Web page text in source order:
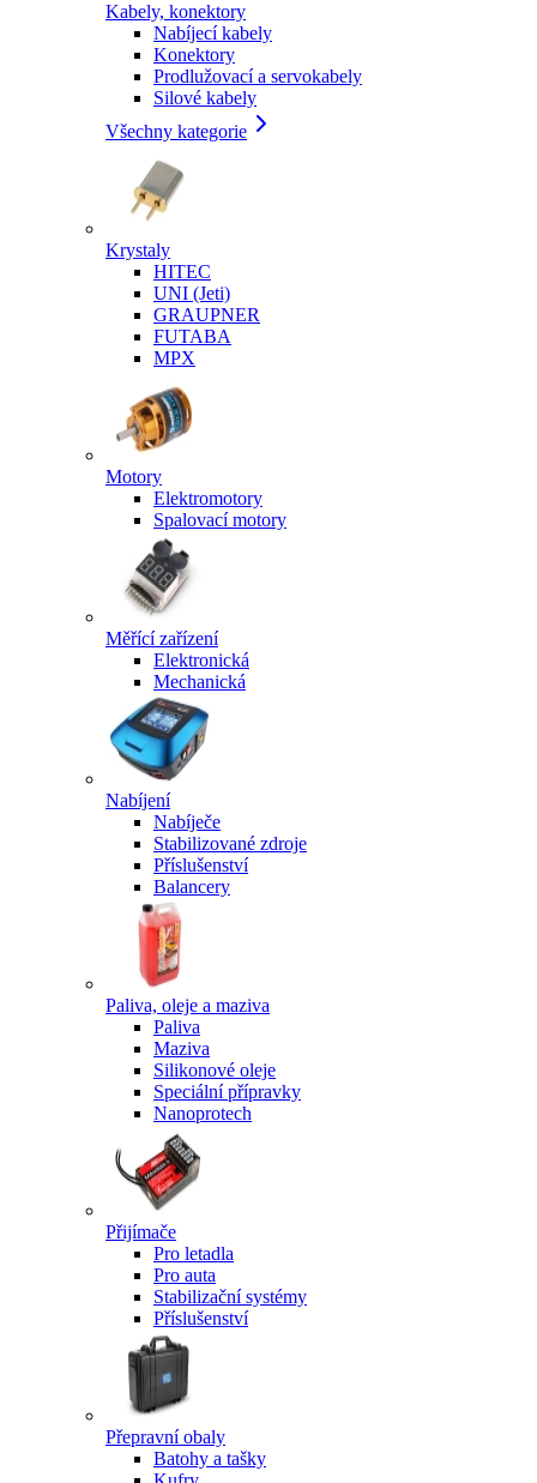
Kabely, konektory
Nabíjecí kabely
Konektory
Prodlužovací a servokabely
Silové kabely
Všechny kategorie
Krystaly
HITEC
UNI (Jeti)
GRAUPNER
FUTABA
MPX
Motory
Elektromotory
Spalovací motory
Měřící zařízení
Elektronická
Mechanická
Nabíjení
Nabíječe
Stabilizované zdroje
Příslušenství
Balancery
Paliva, oleje a maziva
Paliva
Maziva
Silikonové oleje
Speciální přípravky
Nanoprotech
Přijímače
Pro letadla
Pro auta
Stabilizační systémy
Příslušenství
Přepravní obaly
Batohy a tašky